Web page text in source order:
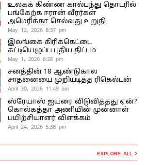
உலகக் கிண்ண கால்பந்து தொடரில்
பங்கேற்க ஈரான் வீரர்கள்
அமெரிக்கா செல்வது உறுதி
May 12, 2026 8:37 pm
இலங்கை கிரிக்கெட்டை
கட்டியெழுப்ப புதிய திட்டம்
May 1, 2026 6:28 pm
சனத்தின் 18 ஆண்டுகால
சாதனையை முறியடித்த ரிகெல்டன்
April 30, 2026 11:49 am
ஸ்ரேயாஸ் ஐயரை விடுவித்தது ஏன்?
கொல்கத்தா அணியின் முன்னாள்
பயிற்சியாளர் விளக்கம்
April 24, 2026 5:38 pm
EXPLORE ALL